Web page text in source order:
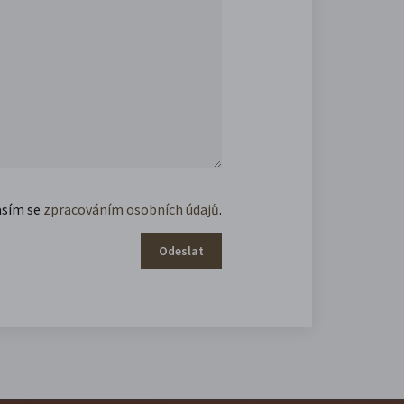
se zpracováním osobních údajů.
Odeslat